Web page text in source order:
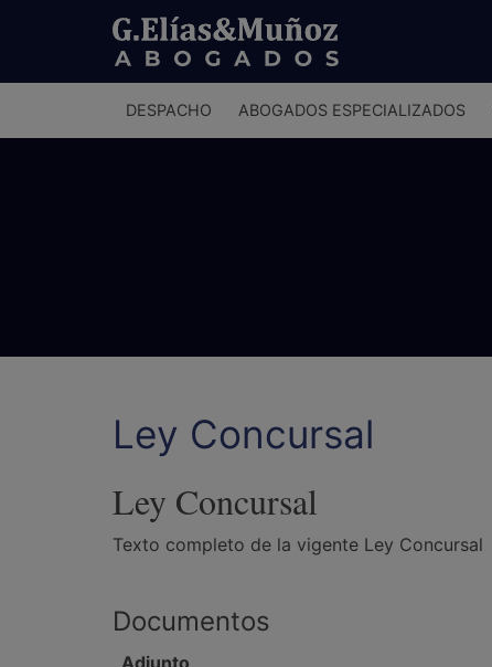
principal
DESPACHO ABOGADOS ESPECIALIZADOS
Ley Concursal
Ley Concursal
Texto completo de la vigente Ley Concursal
Documentos
Adjunto